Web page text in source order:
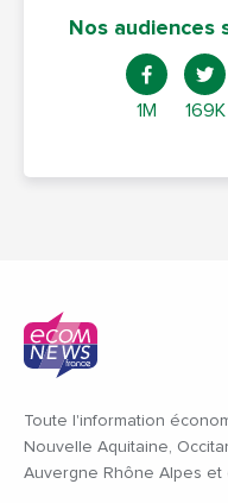
Nos audiences
1M 169K
Toute l'information
Nouvelle Aquitaine,
Auvergne Rhône Alpes et